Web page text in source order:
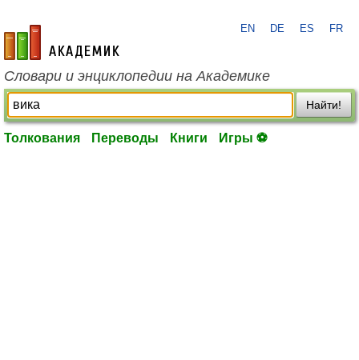
academic.ru
EN DE ES FR
Словари и энциклопедии на Академике
Найти!
Толкования Переводы Книги Игры ⚽